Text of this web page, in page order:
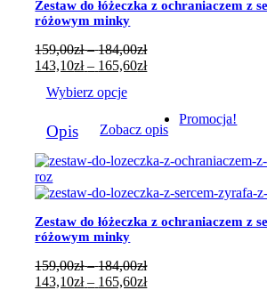
Zestaw do łóżeczka z ochraniaczem z
różowym minky
159,00zł – 184,00złZakres
cen:
184,00zł
143,10zł – 165,60złZakres
143,10zł
do
Wybierz opcje
produkt
ma
wiele
wariantów.
Opcje
można
wybrać
na
stronie
produktu
Opis Zobacz opis
Promocja!
Zestaw do łóżeczka z ochraniaczem z
różowym minky
159,00zł – 184,00złZakres
cen:
143,10zł – 165,60złZakres